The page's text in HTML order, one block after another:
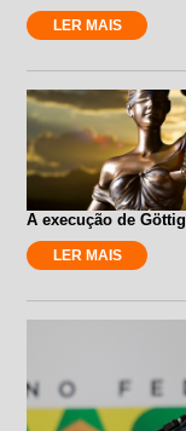
LER MAIS
A execução de
LER MAIS